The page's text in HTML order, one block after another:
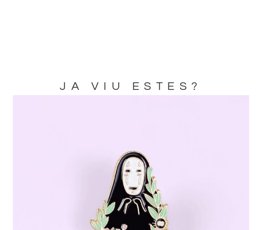
JA VIU ESTES?